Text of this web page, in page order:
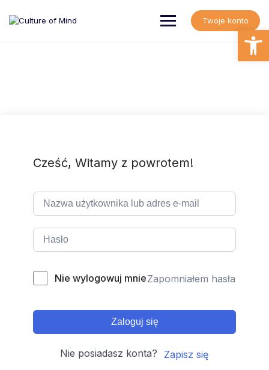
content
Twoje konto
Cześć, Witamy z powrotem!
Nie wylogowuj mnieZapomniałem hasła
Zaloguj się
Nie posiadasz konta? Zapisz się